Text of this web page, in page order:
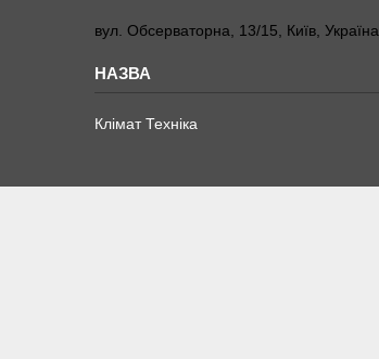
вул. Обсерваторна, 13/15, Київ, Україна
Клімат Техніка